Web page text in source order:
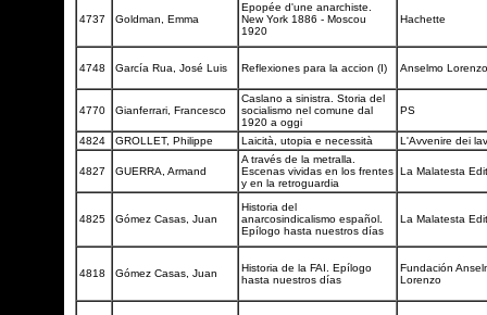
4737 Goldman, Emma
Epopée d'une anarchiste.
New York 1886 - Moscou
1920
Hachette
4748 García Rua, José Luis Reflexiones para la accion (I) Anselmo
4770 Gianferrari, Francesco
Caslano a sinistra. Storia del
socialismo nel comune dal
1920 a oggi
PS
4824 GROLLET, Philippe Laicità, utopia e necessità L'Avvenire dei
4827 GUERRA, Armand
A través de la metralla.
Escenas vividas en los frentes
y en la retroguardia
La Malatesta
4825 Gómez Casas, Juan
Historia del
anarcosindicalismo español.
Epílogo hasta nuestros días
La Malatesta
4818 Gómez Casas, Juan
Historia de la FAI. Epílogo
hasta nuestros días
Fundación
Lorenzo